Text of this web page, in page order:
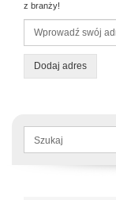
z branży!
Dodaj adres